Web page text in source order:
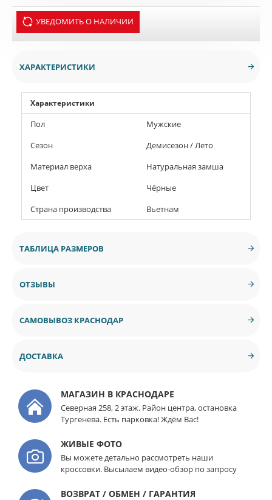
УВЕДОМИТЬ О НАЛИЧИИ
ХАРАКТЕРИСТИКИ
Характеристики
Пол
Мужские
Сезон
Демисезон / Лето
Материал верха
Натуральная замша
Цвет
Чёрные
Страна производства
Вьетнам
ТАБЛИЦА РАЗМЕРОВ
ОТЗЫВЫ
САМОВЫВОЗ КРАСНОДАР
ДОСТАВКА
МАГАЗИН В КРАСНОДАРЕ
Северная 258, 2 этаж. Район центра, остановка
Тургенева. Есть парковка! Ждём Вас!
ЖИВЫЕ ФОТО
Вы можете детально рассмотреть наши
кроссовки. Высылаем видео-обзор по запросу
ВОЗВРАТ / ОБМЕН / ГАРАНТИЯ